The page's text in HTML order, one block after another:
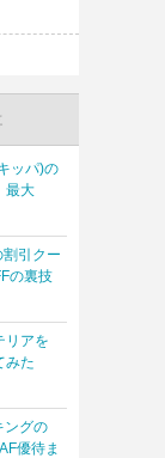
ッパ)の
最大
割引クー
の裏技
リアを
みた
ングの
優待ま